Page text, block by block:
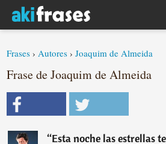
Frases ›Autores ›Joaquim de Almeida
Frase de Joaquim de Almeida
“Esta noche las estrellas